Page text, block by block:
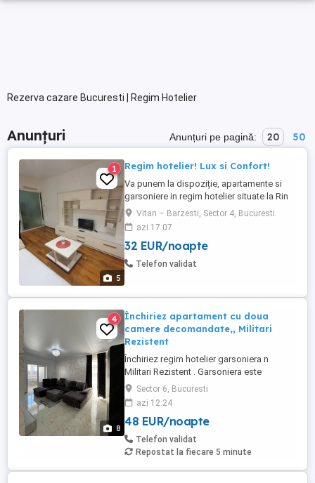
Rezerva cazare Bucuresti | Regim Hotelier
Anunțuri Anunțuri pe pagină: 20 50
5
1 Regim hotelier! Lux si Confort!
Va punem la dispoziție, apartamente si
garsoniere in regim hotelier situate la Rin
Grand hotl . Locatiile noastre sunt dotate
corespunzator pentru a va face șederea
confortabila si placuta. In incita gasiti : loc
de joaca,magazin,sala de fitness, pisicina.
Pentru mai multe detalii nu ezitati sa ne
Vitan – Barzesti, Sector 4, Bucuresti
azi 17:07
32 EUR/noapte
Telefon validat
8
4
Închiriez apartament cu doua
camere decomandate,, Militari
Rezistent
Închiriez regim hotelier garsoniera n
Militari Rezistent . Garsoniera este
mobilată modern cu centrala proprie, aer
condiționat,pat matrimonial in dormitor,
canapea extensibila în living, mașină de
spălat.Mai multe detalii la telefon.
Sector 6, Bucuresti
azi 12:24
48 EUR/noapte
Telefon validat
Repostat la fiecare 5 minute